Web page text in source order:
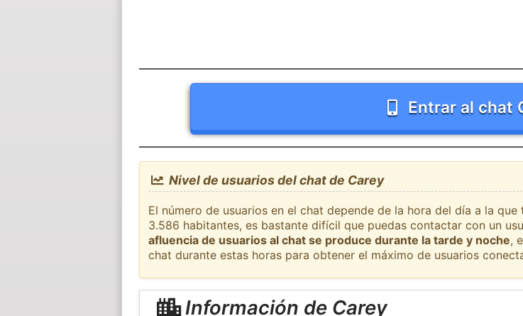
Entrar al chat
Nivel de usuarios del chat de Carey
El número de usuarios en el chat depende de la hora del día a la
3.586 habitantes, es bastante difícil que puedas contactar con un
afluencia de usuarios al chat se produce durante la tarde y noche,
chat durante estas horas para obtener el máximo de usuarios
Información de Carey